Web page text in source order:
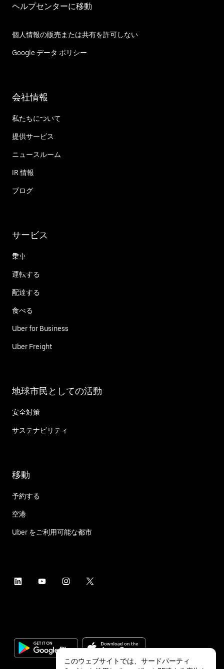
ヘルプセンターに移動
個人情報の販売または共有を許可しない
Google データ ポリシー
会社情報
私たちについて
提供サービス
ニュースルーム
IR 情報
ブログ
サービス
乗車
運転する
配達する
食べる
Uber for Business
Uber Freight
地球市民としての活動
安全対策
サステナビリティ
移動
予約する
空港
Uber をご利用可能な都市
このウェブサイトでは、サードパーティ